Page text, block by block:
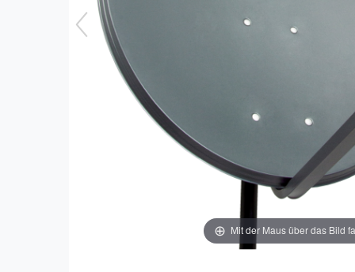
Mit der Maus über das Bild